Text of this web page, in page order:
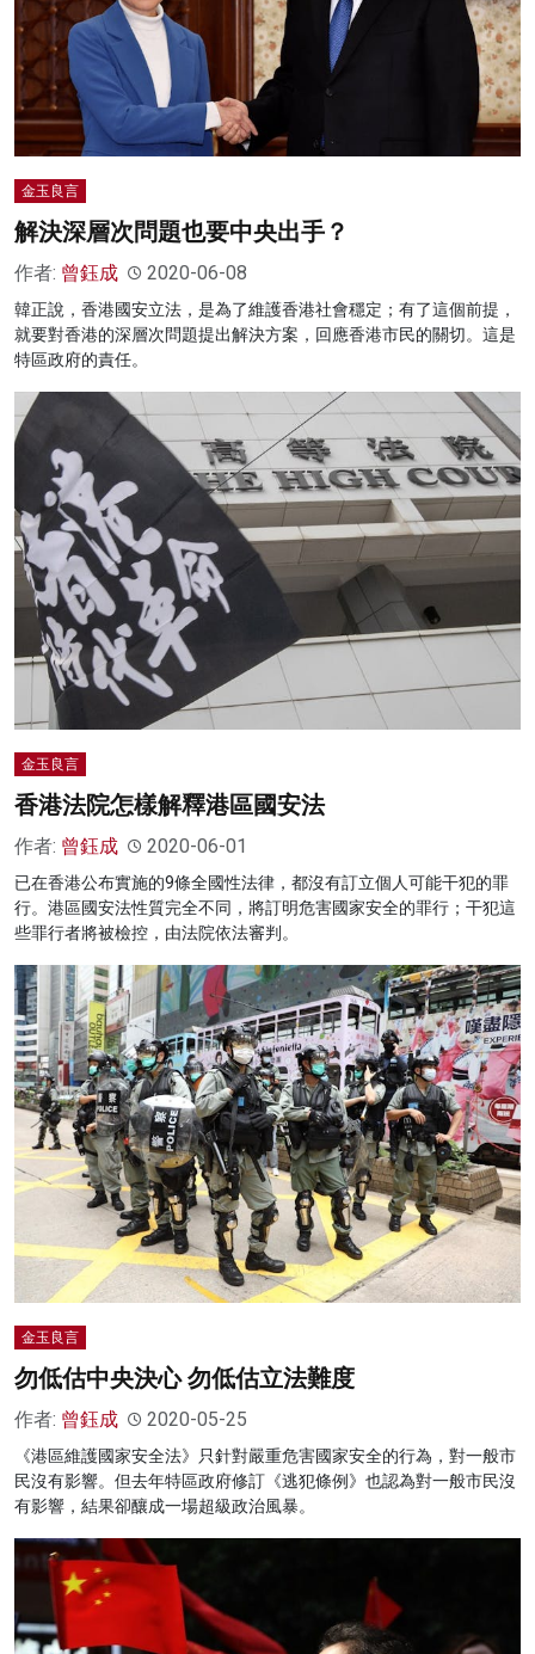
金玉良言
解決深層次問題也要中央出手？
作者: 曾鈺成 2020-06-08
韓正說，香港國安立法，是為了維護香港社會穩定；有了這個前提，
就要對香港的深層次問題提出解決方案，回應香港市民的關切。這是
特區政府的責任。
金玉良言
香港法院怎樣解釋港區國安法
作者: 曾鈺成 2020-06-01
已在香港公布實施的9條全國性法律，都沒有訂立個人可能干犯的罪
行。港區國安法性質完全不同，將訂明危害國家安全的罪行；干犯這
些罪行者將被檢控，由法院依法審判。
金玉良言
勿低估中央決心 勿低估立法難度
作者: 曾鈺成 2020-05-25
《港區維護國家安全法》只針對嚴重危害國家安全的行為，對一般市
民沒有影響。但去年特區政府修訂《逃犯條例》也認為對一般市民沒
有影響，結果卻釀成一場超級政治風暴。